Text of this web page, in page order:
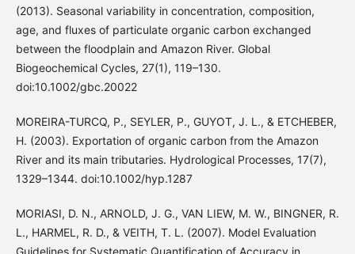
(2013). Seasonal variability in concentration, composition,
age, and fluxes of particulate organic carbon exchanged
between the floodplain and Amazon River. Global
Biogeochemical Cycles, 27(1), 119–130.
doi:10.1002/gbc.20022
MOREIRA-TURCQ, P., SEYLER, P., GUYOT, J. L., & ETCHEBER,
H. (2003). Exportation of organic carbon from the Amazon
River and its main tributaries. Hydrological Processes, 17(7),
1329–1344. doi:10.1002/hyp.1287
MORIASI, D. N., ARNOLD, J. G., VAN LIEW, M. W., BINGNER, R.
L., HARMEL, R. D., & VEITH, T. L. (2007). Model Evaluation
Guidelines for Systematic Quantification of Accuracy in